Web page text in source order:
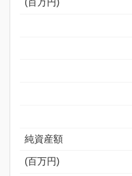
(百万円)
純資産額
(百万円)